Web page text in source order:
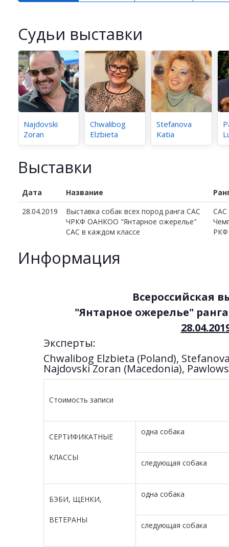
Cудьи выставки
Najdovski
Zoran
Chwalibog
Elzbieta
Stefanova
Katia
Выставки
Дата Название
28.04.2019
Выставка собак всех пород ранга САС
ЧРКФ ОАНКОО "Янтарное ожерелье"
САС в каждом классе
CAC
РКФ
Информация
Всероссийская
"Янтарное ожерелье"
Эксперты:
Chwalibog Elzbieta (Poland),
Najdovski Zoran (Macedonia),
Стоимость записи
СЕРТИФИКАТНЫЕ
КЛАССЫ
одна собака
следующая собака
БЭБИ, ЩЕНКИ,
ВЕТЕРАНЫ
одна собака
следующая собака